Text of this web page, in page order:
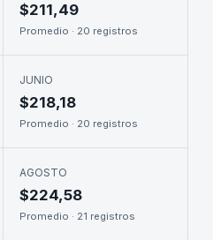
$211,49
Promedio · 20 registros
JUNIO
$218,18
Promedio · 20 registros
AGOSTO
$224,58
Promedio · 21 registros